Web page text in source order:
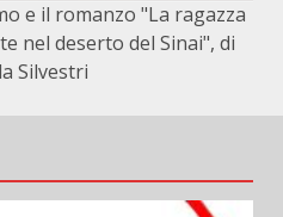
e il romanzo "La ragazza
nel deserto del Sinai", di
Silvestri